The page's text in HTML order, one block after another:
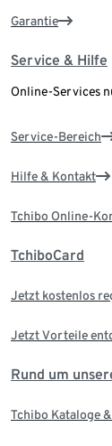
Garantie
Service & Hilfe
Online-Services
Service-Bereich
Hilfe & Kontakt
Tchibo Online-
TchiboCard
Jetzt kostenlos
Jetzt Vorteile
Rund um
Tchibo Kataloge